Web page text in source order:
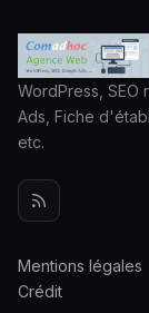
WordPress, SEO
Ads, Fiche
etc.
Mentions légales
Crédit